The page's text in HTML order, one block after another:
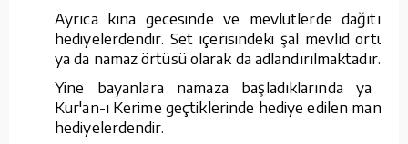
Ayrıca kına gecesinde ve mevlütlerde dağıtılan
hediyelerdendir. Set içerisindeki şal mevlid örtüsü
ya da namaz örtüsü olarak da adlandırılmaktadır.
Yine bayanlara namaza başladıklarında ya da
Kur'an-ı Kerime geçtiklerinde hediye edilen manevi
hediyelerdendir.